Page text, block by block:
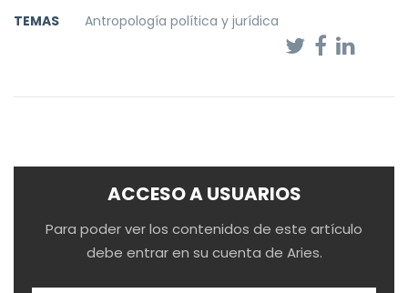
TEMAS Antropología política y jurídica
ACCESO A USUARIOS
Para poder ver los contenidos de este artículo
debe entrar en su cuenta de Aries.